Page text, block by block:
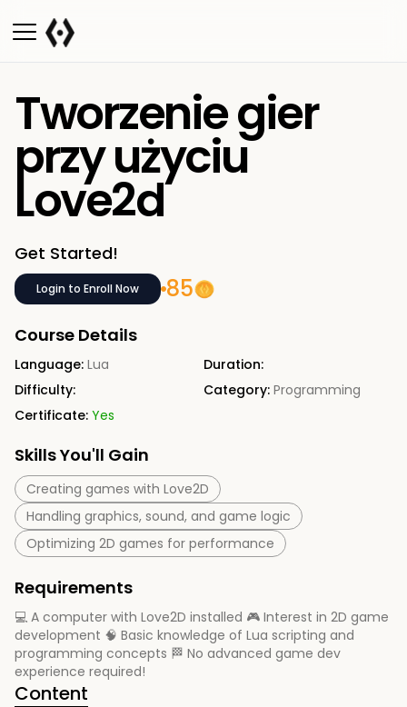
Tworzenie gier
przy użyciu
Love2d
Get Started!
Login to Enroll Now 85
Course Details
Language: Lua
Duration:
Difficulty:
Category: Programming
Certificate: Yes
Skills You'll Gain
Creating games with Love2D
Handling graphics, sound, and game logic
Optimizing 2D games for performance
Requirements
💻 A computer with Love2D installed 🎮 Interest in 2D game
development 🧠 Basic knowledge of Lua scripting and
programming concepts 🏁 No advanced game dev
experience required!
Content